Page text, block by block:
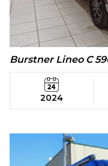
Burstner Lineo C
2024